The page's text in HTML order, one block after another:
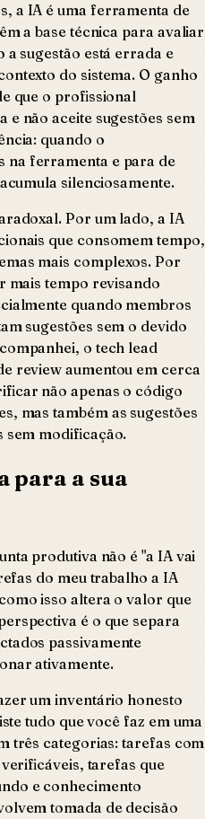
a IA é uma ferramenta de
a base técnica para avaliar
sugestão está errada e
do sistema. O ganho
que o profissional
não aceite sugestões sem
quando o
na ferramenta e para de
silenciosamente.
Por um lado, a IA
que consomem tempo,
mais complexos. Por
mais tempo revisando
quando membros
sugestões sem o devido
o tech lead
review aumentou em cerca
não apenas o código
mas também as sugestões
sem modificação.
para a sua
produtiva não é "a IA vai
do meu trabalho a IA
isso altera o valor que
é o que separa
passivamente
ativamente.
um inventário honesto
tudo que você faz em uma
três categorias: tarefas com
tarefas que
e conhecimento
tomada de decisão